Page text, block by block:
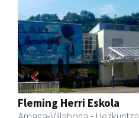
Zubimusu Ikastola
Previous